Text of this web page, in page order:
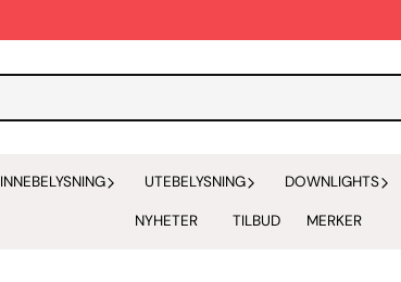
INNEBELYSNING UTEBELYSNING DOWNLIGHTS
NYHETER TILBUD MERKER